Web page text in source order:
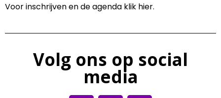
Voor inschrijven en de agenda klik hier.
Volg ons op social
media